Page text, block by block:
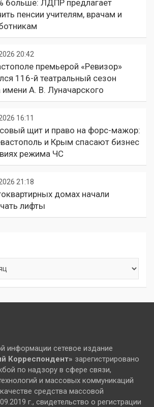
больше: ЛДПР предлагает
пенсии учителям, врачам и
20:42
премьерой «Ревизор»
116-й театральный сезон
имени А. В. Луначарского
16:11
щит и право на форс-мажор:
и Крым спасают бизнес
режима ЧС
21:18
домах начали
лифты
информации сетевое издание
Корреспондент» зарегистрировано
по надзору в сфере связи,
и массовых коммуникаций
средства массовой
г., свидетельство о регистрации